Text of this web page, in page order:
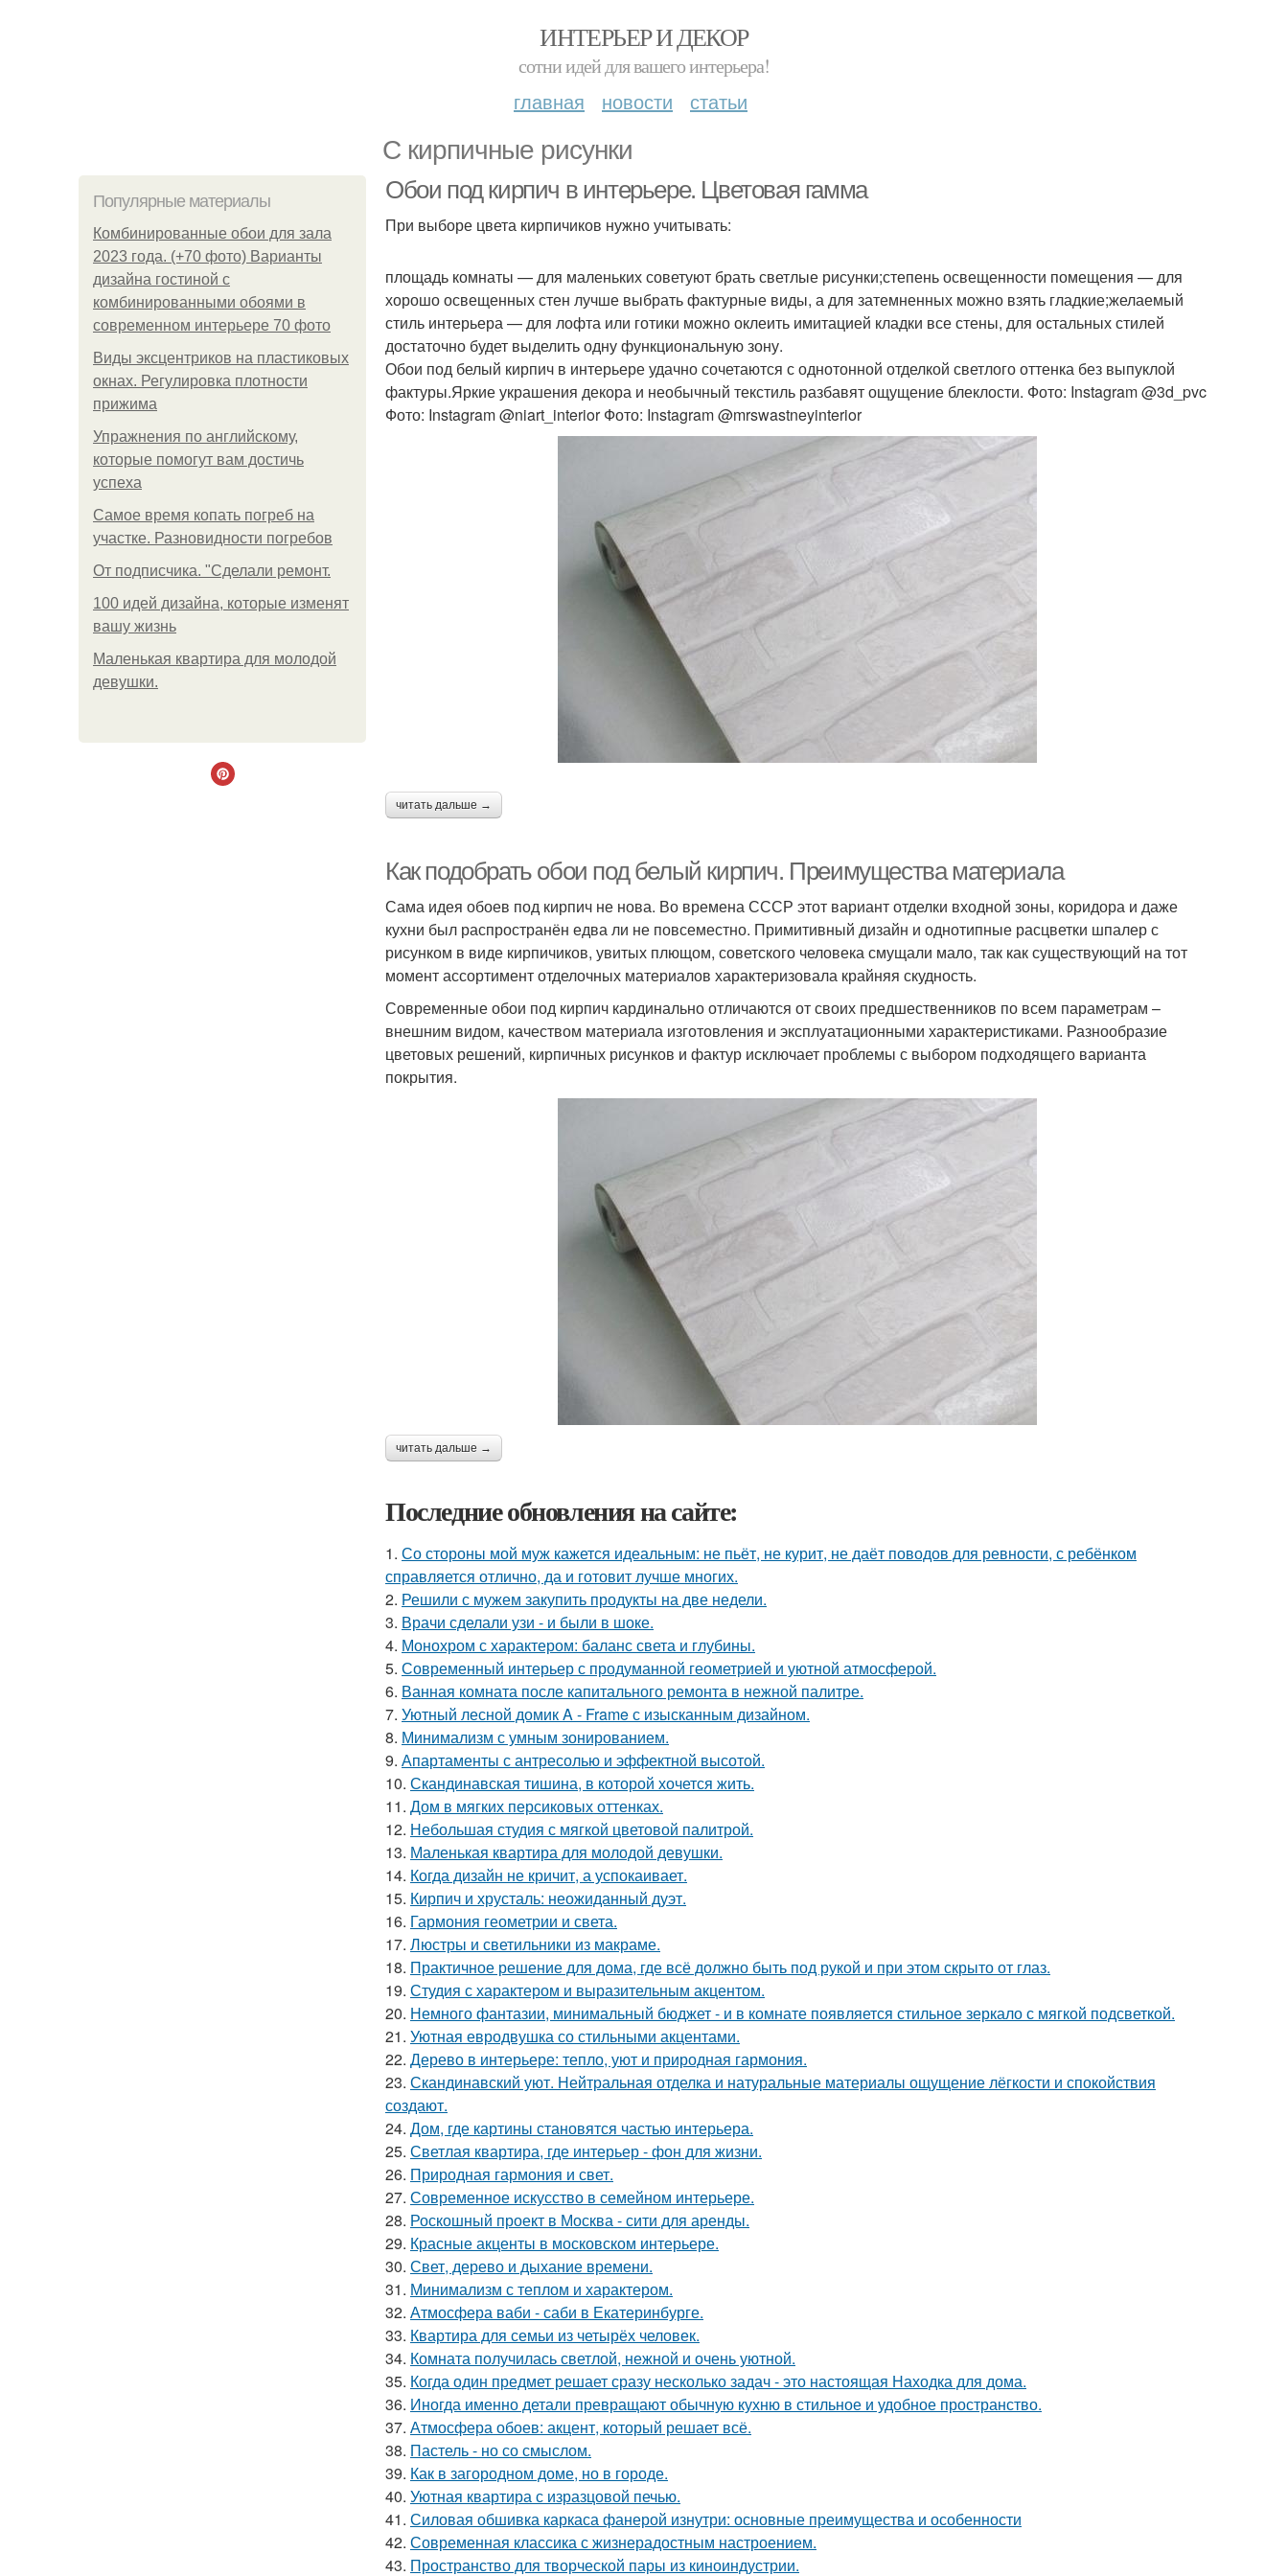
ИНТЕРЬЕР И ДЕКОР
сотни идей для вашего интерьера!
главная новости статьи
С кирпичные рисунки
Популярные материалы
Комбинированные обои для зала
2023 года. (+70 фото) Варианты
дизайна гостиной с
комбинированными обоями в
современном интерьере 70 фото
Виды эксцентриков на пластиковых
окнах. Регулировка плотности
прижима
Упражнения по английскому,
которые помогут вам достичь
успеха
Самое время копать погреб на
участке. Разновидности погребов
От подписчика. "Сделали ремонт.
100 идей дизайна, которые изменят
вашу жизнь
Маленькая квартира для молодой
девушки.
Обои под кирпич в интерьере. Цветовая гамма
При выборе цвета кирпичиков нужно учитывать:
площадь комнаты — для маленьких советуют брать светлые рисунки;степень освещенности помещения — для
хорошо освещенных стен лучше выбрать фактурные виды, а для затемненных можно взять гладкие;желаемый
стиль интерьера — для лофта или готики можно оклеить имитацией кладки все стены, для остальных стилей
достаточно будет выделить одну функциональную зону.
Обои под белый кирпич в интерьере удачно сочетаются с однотонной отделкой светлого оттенка без выпуклой
фактуры.Яркие украшения декора и необычный текстиль разбавят ощущение блеклости. Фото: Instagram @3d_pvc
Фото: Instagram @niart_interior Фото: Instagram @mrswastneyinterior
читать дальше →
Как подобрать обои под белый кирпич. Преимущества материала
Сама идея обоев под кирпич не нова. Во времена СССР этот вариант отделки входной зоны, коридора и даже
кухни был распространён едва ли не повсеместно. Примитивный дизайн и однотипные расцветки шпалер с
рисунком в виде кирпичиков, увитых плющом, советского человека смущали мало, так как существующий на тот
момент ассортимент отделочных материалов характеризовала крайняя скудность.
Современные обои под кирпич кардинально отличаются от своих предшественников по всем параметрам –
внешним видом, качеством материала изготовления и эксплуатационными характеристиками. Разнообразие
цветовых решений, кирпичных рисунков и фактур исключает проблемы с выбором подходящего варианта
покрытия.
читать дальше →
Последние обновления на сайте:
1. Со стороны мой муж кажется идеальным: не пьёт, не курит, не даёт поводов для ревности, с ребёнком
справляется отлично, да и готовит лучше многих.
2. Решили с мужем закупить продукты на две недели.
3. Врачи сделали узи - и были в шоке.
4. Монохром с характером: баланс света и глубины.
5. Современный интерьер с продуманной геометрией и уютной атмосферой.
6. Ванная комната после капитального ремонта в нежной палитре.
7. Уютный лесной домик A - Frame с изысканным дизайном.
8. Минимализм с умным зонированием.
9. Апартаменты с антресолью и эффектной высотой.
10. Скандинавская тишина, в которой хочется жить.
11. Дом в мягких персиковых оттенках.
12. Небольшая студия с мягкой цветовой палитрой.
13. Маленькая квартира для молодой девушки.
14. Когда дизайн не кричит, а успокаивает.
15. Кирпич и хрусталь: неожиданный дуэт.
16. Гармония геометрии и света.
17. Люстры и светильники из макраме.
18. Практичное решение для дома, где всё должно быть под рукой и при этом скрыто от глаз.
19. Студия с характером и выразительным акцентом.
20. Немного фантазии, минимальный бюджет - и в комнате появляется стильное зеркало с мягкой подсветкой.
21. Уютная евродвушка со стильными акцентами.
22. Дерево в интерьере: тепло, уют и природная гармония.
23. Скандинавский уют. Нейтральная отделка и натуральные материалы ощущение лёгкости и спокойствия
создают.
24. Дом, где картины становятся частью интерьера.
25. Светлая квартира, где интерьер - фон для жизни.
26. Природная гармония и свет.
27. Современное искусство в семейном интерьере.
28. Роскошный проект в Москва - сити для аренды.
29. Красные акценты в московском интерьере.
30. Свет, дерево и дыхание времени.
31. Минимализм с теплом и характером.
32. Атмосфера ваби - саби в Екатеринбурге.
33. Квартира для семьи из четырёх человек.
34. Комната получилась светлой, нежной и очень уютной.
35. Когда один предмет решает сразу несколько задач - это настоящая Находка для дома.
36. Иногда именно детали превращают обычную кухню в стильное и удобное пространство.
37. Атмосфера обоев: акцент, который решает всё.
38. Пастель - но со смыслом.
39. Как в загородном доме, но в городе.
40. Уютная квартира с изразцовой печью.
41. Силовая обшивка каркаса фанерой изнутри: основные преимущества и особенности
42. Современная классика с жизнерадостным настроением.
43. Пространство для творческой пары из киноиндустрии.